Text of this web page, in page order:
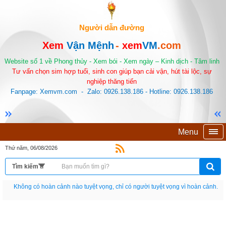
Người dẫn đường
Xem Vận Mệnh- xemVM.com
Website số 1 về Phong thủy - Xem bói - Xem ngày – Kinh dịch - Tâm linh
Tư vấn chọn sim hợp tuổi, sinh con giúp bạn cải vận, hút tài lộc, sự
nghiệp thăng tiến
Fanpage: Xemvm.com - Zalo: 0926.138.186 - Hotline: 0926.138.186
Menu
Thứ năm, 06/08/2026
Nếu như không chịu học tập thì cho dù đi vạn dặm đường cũng chỉ là anh đưa